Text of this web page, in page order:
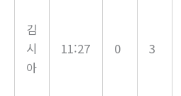
김
시
아
11:27 0 3